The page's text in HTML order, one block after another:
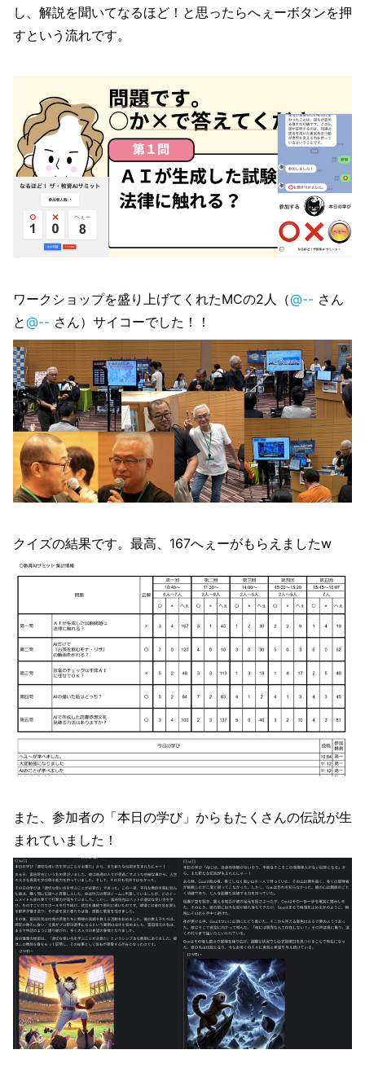
し、解説を聞いてなるほど！と思ったらへぇーボタンを押
すという流れです。
ワークショップを盛り上げてくれたMCの2人（@-- さん
と@-- さん）サイコーでした！！
クイズの結果です。最高、167へぇーがもらえましたw
また、参加者の「本日の学び」からもたくさんの伝説が生
まれていました！